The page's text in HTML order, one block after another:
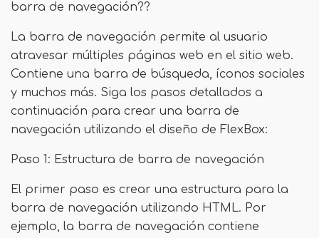
barra de navegación??
La barra de navegación permite al usuario
atravesar múltiples páginas web en el sitio web.
Contiene una barra de búsqueda, íconos sociales
y muchos más. Siga los pasos detallados a
continuación para crear una barra de
navegación utilizando el diseño de FlexBox:
Paso 1: Estructura de barra de navegación
El primer paso es crear una estructura para la
barra de navegación utilizando HTML. Por
ejemplo, la barra de navegación contiene